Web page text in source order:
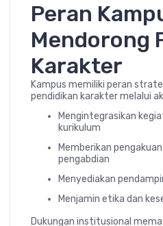
Peran
Mendorong
Karakter
Kampus memiliki peran
pendidikan karakter melalui
Mengintegrasikan
kurikulum
Memberikan
pengabdian
Menyediakan
Menjamin etika dan
Dukungan institusional